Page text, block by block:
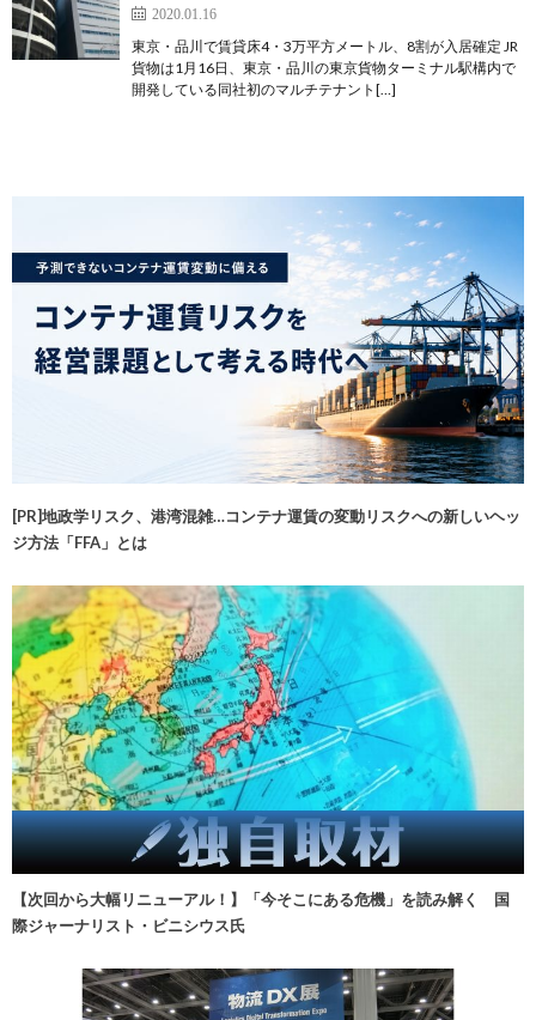
2020.01.16
東京・品川で賃貸床4・3万平方メートル、8割が入居確定 JR
貨物は1月16日、東京・品川の東京貨物ターミナル駅構内で
開発している同社初のマルチテナント[…]
[PR]地政学リスク、港湾混雑…コンテナ運賃の変動リスクへの新しいヘッ
ジ方法「FFA」とは
【次回から大幅リニューアル！】「今そこにある危機」を読み解く 国
際ジャーナリスト・ビニシウス氏